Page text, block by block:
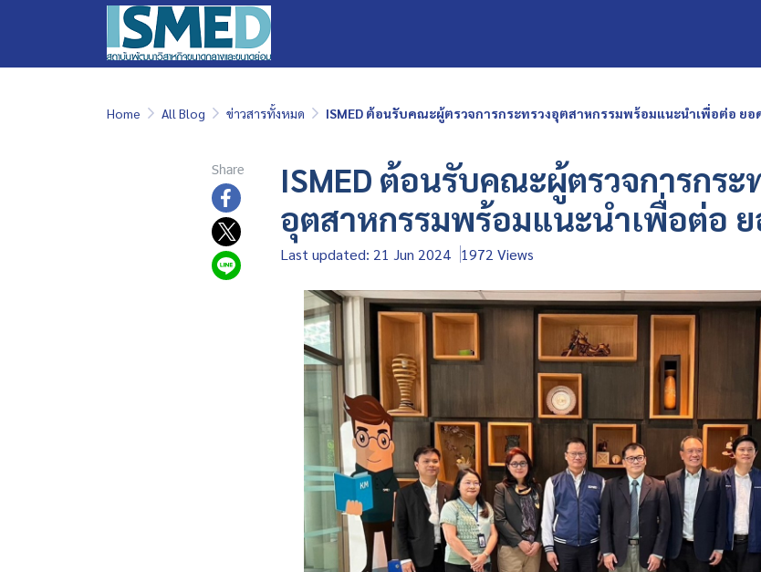
Home All Blog ข่าวสารทั้งหมด ISMED ต้อนรับคณะผู้ตรวจการกระทรวงอุตสาหกรรมพร้อมแนะนำเพื่อต่อ ยอ
Share
ISMED ต้อนรับคณะผู้ตรวจการกระ
อุตสาหกรรมพร้อมแนะนำเพื่อต่อ
Last updated: 21 Jun 2024 1972 Views